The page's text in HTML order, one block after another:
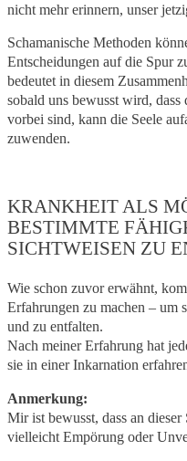
nicht mehr erinnern, unser
Schamanische Methoden
Entscheidungen auf die Spur
bedeutet in diesem
sobald uns bewusst wird,
vorbei sind, kann die Seele
zuwenden.
KRANKHEIT ALS
BESTIMMTE
SICHTWEISEN ZU
Wie schon zuvor erwähnt,
Erfahrungen zu machen – um
und zu entfalten.
Nach meiner Erfahrung hat
sie in einer Inkarnation
Anmerkung:
Mir ist bewusst, dass an
vielleicht Empörung oder